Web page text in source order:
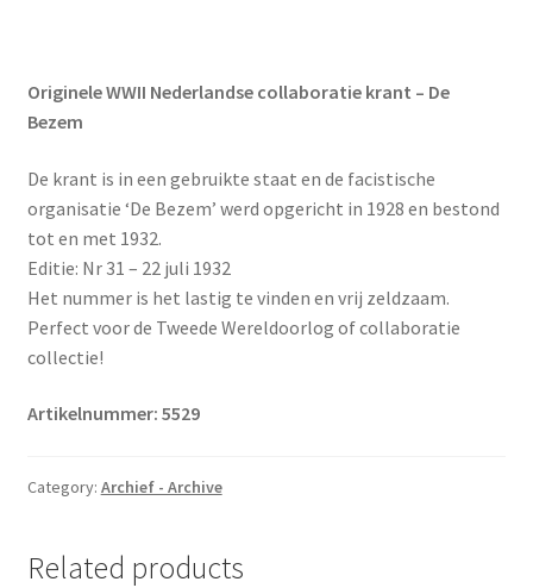
Originele WWII Nederlandse collaboratie krant – De
Bezem
De krant is in een gebruikte staat en de facistische
organisatie ‘De Bezem’ werd opgericht in 1928 en bestond
tot en met 1932.
Editie: Nr 31 – 22 juli 1932
Het nummer is het lastig te vinden en vrij zeldzaam.
Perfect voor de Tweede Wereldoorlog of collaboratie
collectie!
Artikelnummer: 5529
Category: Archief - Archive
Related products